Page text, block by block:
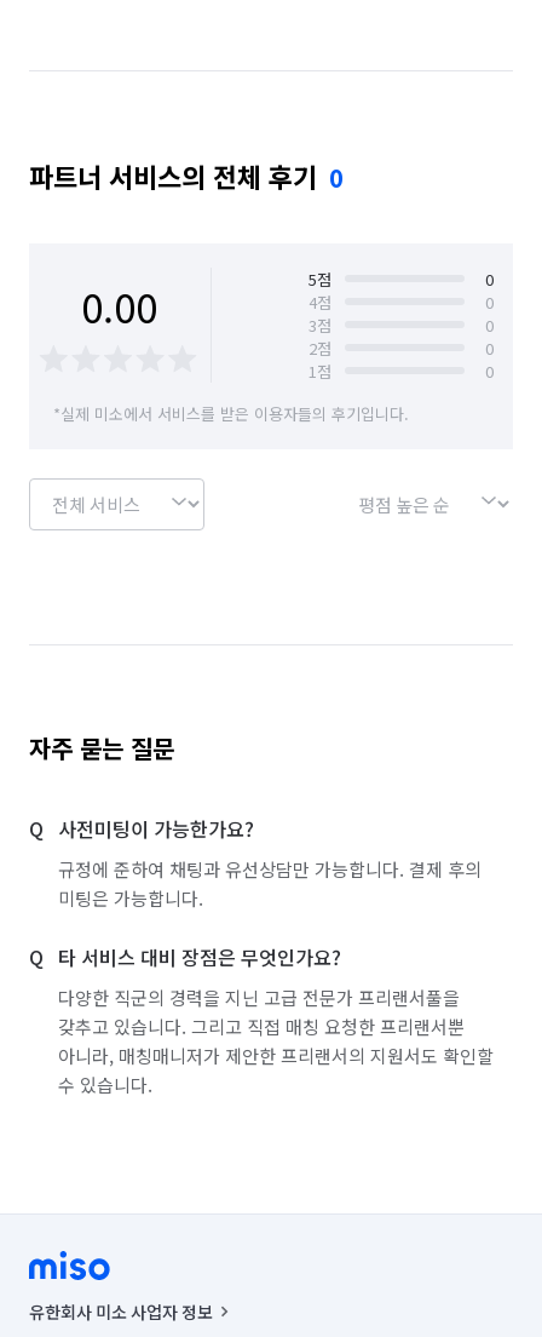
충북 청주시 상당구 충북 청주시 서원구
파트너 서비스의 전체 후기 0
0.00 5점
0
4점
0
3점
0
2점
0
1점
0
*실제 미소에서 서비스를 받은 이용자들의 후기입니다.
자주 묻는 질문
사전미팅이 가능한가요?
규정에 준하여 채팅과 유선상담만 가능합니다. 결제 후의
미팅은 가능합니다.
타 서비스 대비 장점은 무엇인가요?
다양한 직군의 경력을 지닌 고급 전문가 프리랜서풀을
갖추고 있습니다. 그리고 직접 매칭 요청한 프리랜서뿐
아니라, 매칭매니저가 제안한 프리랜서의 지원서도 확인할
수 있습니다.
유한회사 미소 사업자 정보